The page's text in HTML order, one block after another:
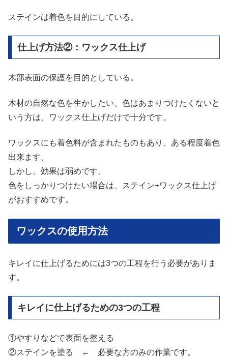
ステインは着色を目的にしている。
仕上げ方法②：ワックス仕上げ
木部表面の保護を目的としている。
木材の自然な色を生かしたい、色はあまりつけたくないと
いう方は、ワックス仕上げだけで十分です。
ワックスにも着色料が含まれたものもあり、ある程度着色
出来ます。
しかし、効果は弱めです。
色をしっかりつけたい場合は、ステイン+ワックス仕上げ
がおすすめです。
ワックスの使用方法
キレイに仕上げるためには3つの工程を行う必要がありま
す。
キレイに仕上げるための3つの工程
①やすりなどで表面を整える
②ステインを塗る ← 必要な方のみの作業です。